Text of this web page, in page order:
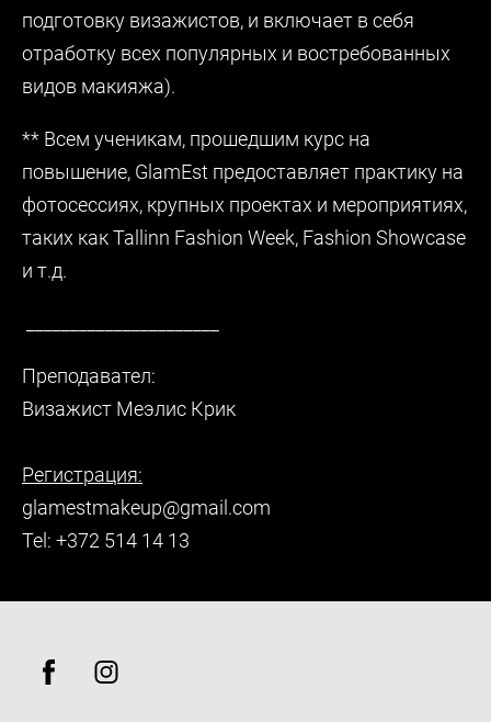
подготовку визажистов, и включает в себя
отработку всех популярных и востребованных
видов макияжа).
** Всем ученикам, прошедшим курс на
повышение, GlamEst предоставляет практику на
фотосессиях, крупных проектах и мероприятиях,
таких как Tallinn Fashion Week, Fashion Showcase
и т.д.
Преподавател:
Визажист Меэлис Крик
Регистрация:
glamestmakeup@gmail.com
Tel: +372 514 14 13